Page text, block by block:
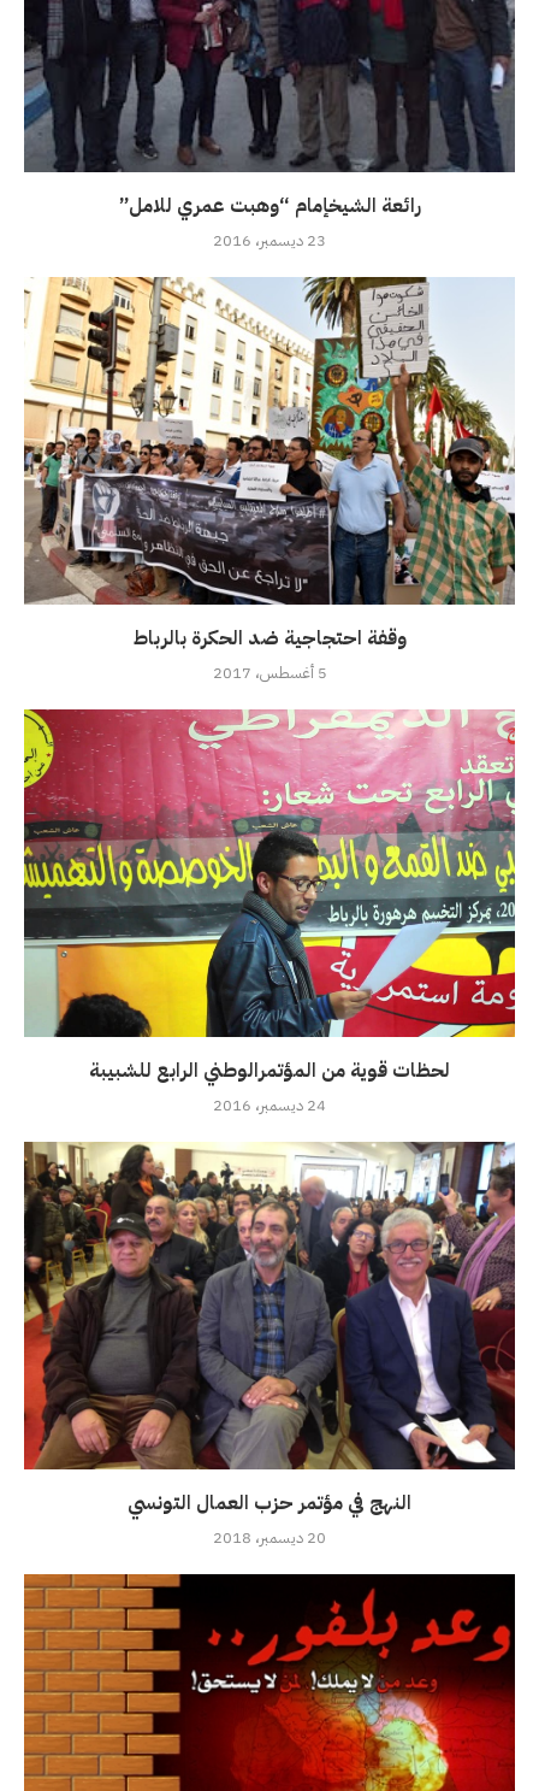
رائعة الشيخإمام “وهبت عمري للامل”
23 ديسمبر، 2016
وقفة احتجاجية ضد الحكرة بالرباط
5 أغسطس، 2017
لحظات قوية من المؤتمرالوطني الرابع للشبيبة
24 ديسمبر، 2016
النهج في مؤتمر حزب العمال التونسي
20 ديسمبر، 2018